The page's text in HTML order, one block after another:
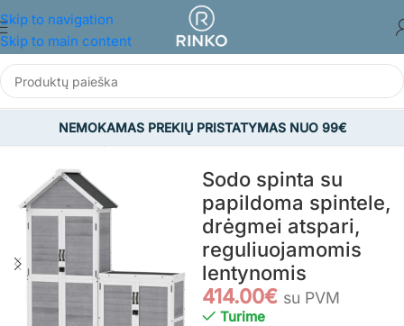
Skip to navigation
Skip to main content
NEMOKAMAS PREKIŲ PRISTATYMAS NUO 99€
SODAS/Įrankių sandėliai
Sodo spinta su
papildoma spintele,
drėgmei atspari,
reguliuojamomis
lentynomis
414.00€ su PVM
Turime